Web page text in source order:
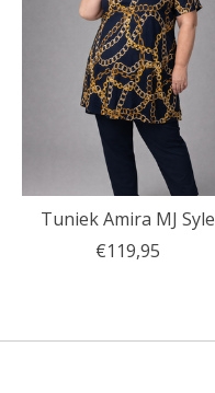
Tuniek Amira MJ Syle
€119,95